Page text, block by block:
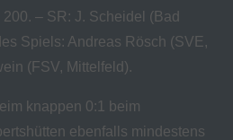
– SR: J. Scheidel (Bad
Spiels: Andreas Rösch (SVE,
(FSV, Mittelfeld).
knappen 0:1 beim
ebenfalls mindestens